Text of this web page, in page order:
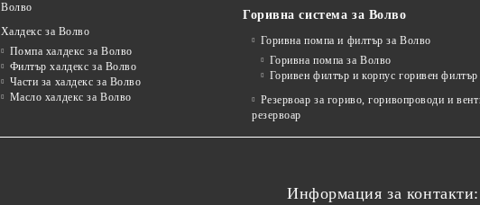
Волво
Халдекс за Волво
Помпа халдекс за Волво
Филтър халдекс за Волво
Части за халдекс за Волво
Масло халдекс за Волво
Горивна система за Волво
Горивна помпа и филтър за Волво
Горивна помпа за Волво
Горивен филтър и корпус горивен
Резервоар за гориво, горивопроводи и
резервоар
Информация за контакти: